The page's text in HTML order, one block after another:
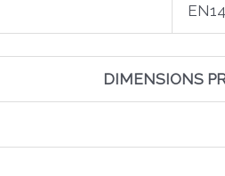
DIMENSIONS